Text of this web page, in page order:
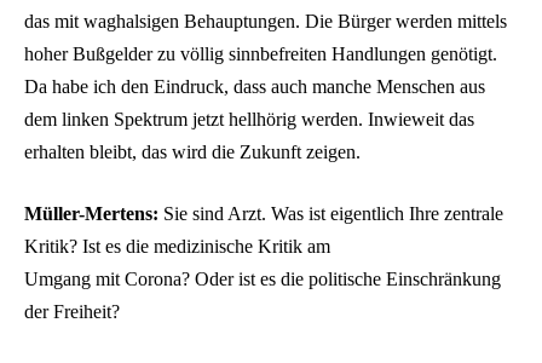
das mit waghalsigen Behauptungen. Die Bürger werden mittels
hoher Bußgelder zu völlig sinnbefreiten Handlungen genötigt.
Da habe ich den Eindruck, dass auch manche Menschen aus
dem linken Spektrum jetzt hellhörig werden. Inwieweit das
erhalten bleibt, das wird die Zukunft zeigen.
Müller-Mertens: Sie sind Arzt. Was ist eigentlich Ihre zentrale
Kritik? Ist es die medizinische Kritik am
Umgang mit Corona? Oder ist es die politische Einschränkung
der Freiheit?